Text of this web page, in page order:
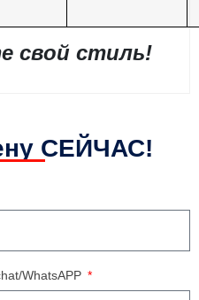
свой стиль!
СЕЙЧАС!
WhatsAPP